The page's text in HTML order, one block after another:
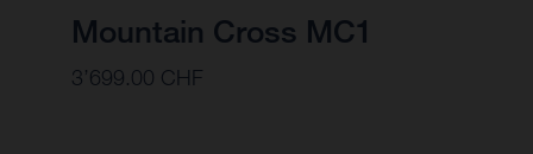
Mountain Cross MC1
3’699.00 CHF